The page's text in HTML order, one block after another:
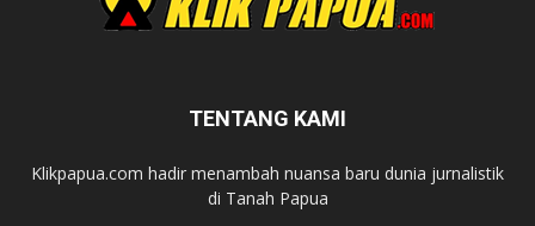
TENTANG KAMI
Klikpapua.com hadir menambah nuansa baru dunia jurnalistik
di Tanah Papua